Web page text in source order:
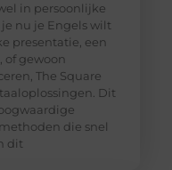
in persoonlijke
nu je Engels wilt
presentatie, een
gewoon
The Square
Dit
die snel
dit